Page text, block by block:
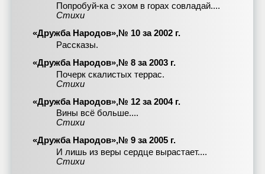
Попробуй-ка с эхом в горах совладай....
Стихи
«Дружба Народов»,№ 10 за 2002 г.
Рассказы.
«Дружба Народов»,№ 8 за 2003 г.
Почерк скалистых террас.
Стихи
«Дружба Народов»,№ 12 за 2004 г.
Вины всё больше....
Стихи
«Дружба Народов»,№ 9 за 2005 г.
И лишь из веры сердце вырастает....
Стихи